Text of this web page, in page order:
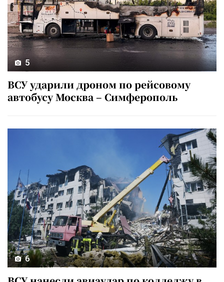
5
ВСУ ударили дроном по рейсовому
автобусу Москва – Симферополь
6